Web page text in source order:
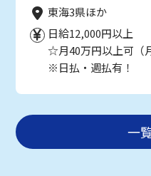
東海3県ほか
日給12,000円以上
☆月40万円以上可（
※日払・週払有！
一